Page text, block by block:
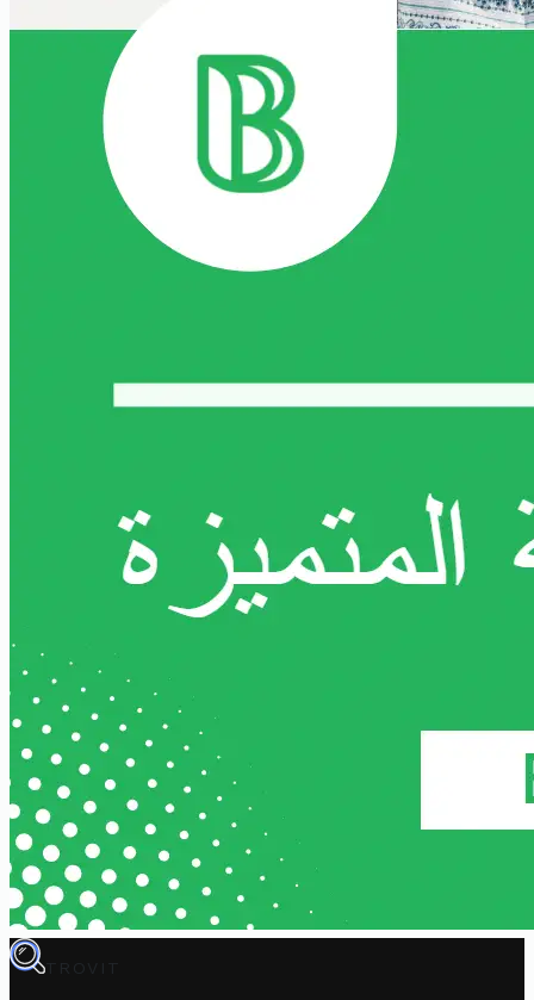
TROVIT